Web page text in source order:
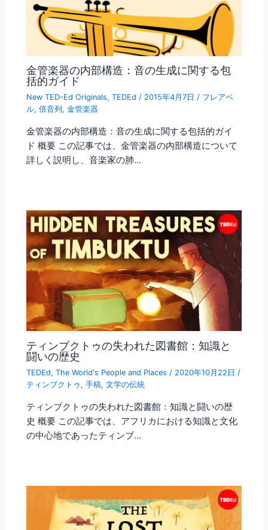
金管楽器の内部構造：音の生成に関する包
括的ガイド
New TED-Ed Originals,TEDEd / 2015年4月7日/ フレアベ
ル,倍音列 ,金管楽器
金管楽器の内部構造：音の生成に関する包括的ガイ
ド 概要 この記事では、金管楽器の内部構造について
詳しく説明し、音楽家の肺…
ティンブクトゥの失われた図書館：知識と
闘いの歴史
TEDEd,The World's People and Places / 2020年10月22日/
ティンブクトゥ ,手稿,文学の伝統
ティンブクトゥの失われた図書館：知識と闘いの歴
史 概要 この記事では、アフリカにおける知識と文化
の中心地であったティンブ…